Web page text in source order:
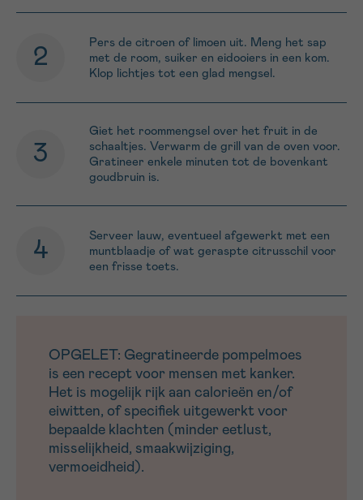
Pers de citroen of limoen uit. Meng het sap
met de room, suiker en eidooiers in een kom.
Klop lichtjes tot een glad mengsel.
Giet het roommengsel over het fruit in de
schaaltjes. Verwarm de grill van de oven voor.
Gratineer enkele minuten tot de bovenkant
goudbruin is.
Serveer lauw, eventueel afgewerkt met een
muntblaadje of wat geraspte citrusschil voor
een frisse toets.
OPGELET: Gegratineerde pompelmoes
is een recept voor mensen met kanker.
Het is mogelijk rijk aan calorieën en/of
eiwitten, of specifiek uitgewerkt voor
bepaalde klachten (minder eetlust,
misselijkheid, smaakwijziging,
vermoeidheid).